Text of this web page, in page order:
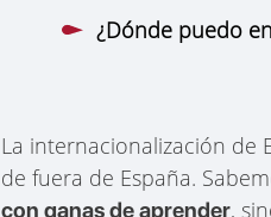
¿Dónde puedo
La internacionalización de
de fuera de España.
con ganas de aprender,